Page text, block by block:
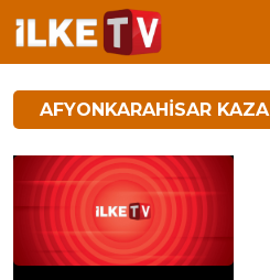
AFYONKARAHISAR KAZA